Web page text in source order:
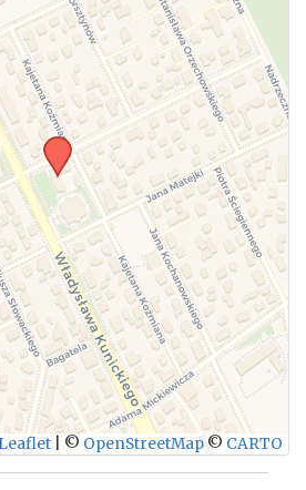
WYŚLIJ
Leaflet © OpenStreetMap © CARTO